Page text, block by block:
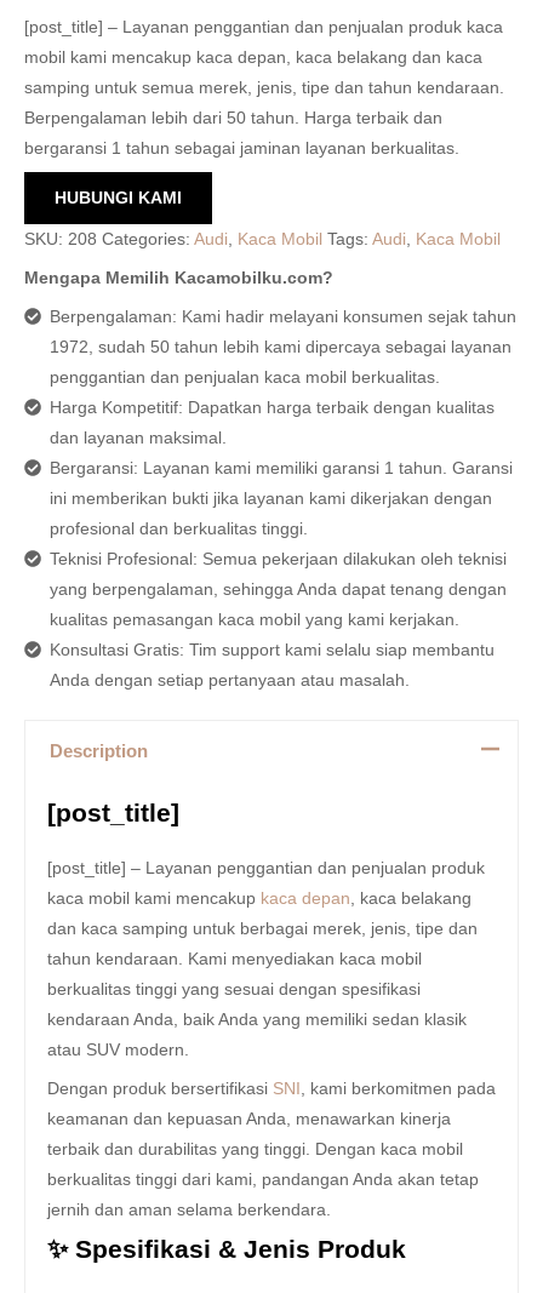
[post_title] – Layanan penggantian dan penjualan produk kaca
mobil kami mencakup kaca depan, kaca belakang dan kaca
samping untuk semua merek, jenis, tipe dan tahun kendaraan.
Berpengalaman lebih dari 50 tahun. Harga terbaik dan
bergaransi 1 tahun sebagai jaminan layanan berkualitas.
HUBUNGI KAMI
SKU: 208 Categories: Audi, Kaca Mobil Tags: Audi, Kaca Mobil
Mengapa Memilih Kacamobilku.com?
Berpengalaman: Kami hadir melayani konsumen sejak tahun
1972, sudah 50 tahun lebih kami dipercaya sebagai layanan
penggantian dan penjualan kaca mobil berkualitas.
Harga Kompetitif: Dapatkan harga terbaik dengan kualitas
dan layanan maksimal.
Bergaransi: Layanan kami memiliki garansi 1 tahun. Garansi
ini memberikan bukti jika layanan kami dikerjakan dengan
profesional dan berkualitas tinggi.
Teknisi Profesional: Semua pekerjaan dilakukan oleh teknisi
yang berpengalaman, sehingga Anda dapat tenang dengan
kualitas pemasangan kaca mobil yang kami kerjakan.
Konsultasi Gratis: Tim support kami selalu siap membantu
Anda dengan setiap pertanyaan atau masalah.
Description
[post_title]
[post_title] – Layanan penggantian dan penjualan produk
kaca mobil kami mencakup kaca depan , kaca belakang
dan kaca samping untuk berbagai merek, jenis, tipe dan
tahun kendaraan. Kami menyediakan kaca mobil
berkualitas tinggi yang sesuai dengan spesifikasi
kendaraan Anda, baik Anda yang memiliki sedan klasik
atau SUV modern.
Dengan produk bersertifikasi SNI
, kami berkomitmen pada
keamanan dan kepuasan Anda, menawarkan kinerja
terbaik dan durabilitas yang tinggi. Dengan kaca mobil
berkualitas tinggi dari kami, pandangan Anda akan tetap
jernih dan aman selama berkendara.
✨ Spesifikasi & Jenis Produk